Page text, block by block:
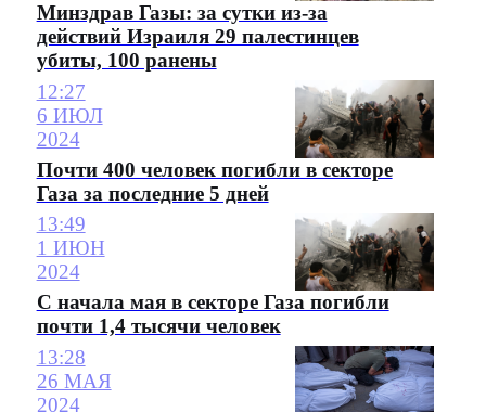
Минздрав Газы: за сутки из-за
действий Израиля 29 палестинцев
убиты, 100 ранены
12:27
6 ИЮЛ
2024
Почти 400 человек погибли в секторе
Газа за последние 5 дней
13:49
1 ИЮН
2024
С начала мая в секторе Газа погибли
почти 1,4 тысячи человек
13:28
26 МАЯ
2024